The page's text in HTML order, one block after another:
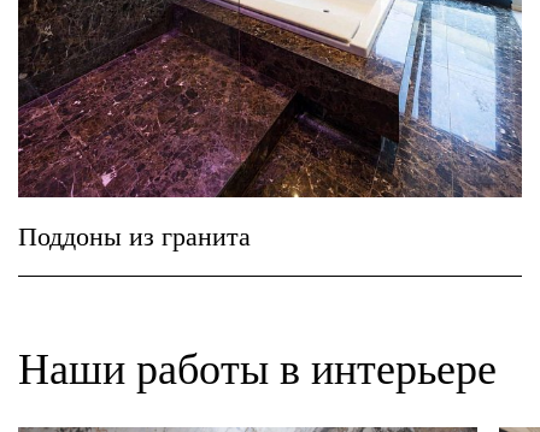
Поддоны из гранита
Наши работы в интерьере